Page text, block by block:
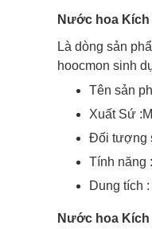
Nước hoa
Là dòng sản
hoocmon sinh
Tên sản
Xuất Sứ
Đối tượng
Tính năng
Dung tích :
Nước hoa